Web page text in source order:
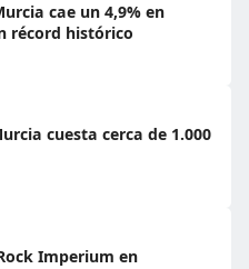
cae un 4,9% en
récord histórico
cuesta cerca de 1.000
Imperium en